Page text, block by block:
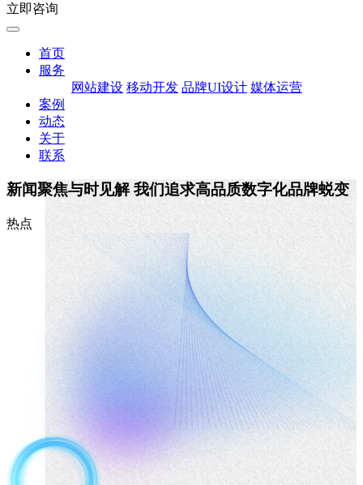
立即咨询
首页
服务
网站建设 移动开发 品牌UI设计 媒体运营
案例
动态
关于
联系
新闻聚焦与时见解 我们追求高品质数字化品牌蜕变
热点